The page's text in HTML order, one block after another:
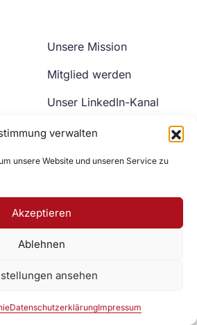
verwalten
unsere Website und unseren Service zu
Akzeptieren
Ablehnen
ansehen
DatenschutzerklärungImpressum
Unsere Mission
Mitglied werden
Unser LinkedIn-Kanal
Unser YouTube-Kanal
Zur DAV Webseite